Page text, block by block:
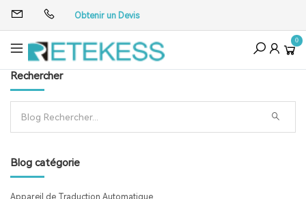
Obtenir un Devis
0
Rechercher
Blog catégorie
Appareil de Traduction Automatique